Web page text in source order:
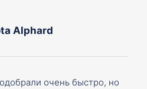
Alphard
очень быстро, но